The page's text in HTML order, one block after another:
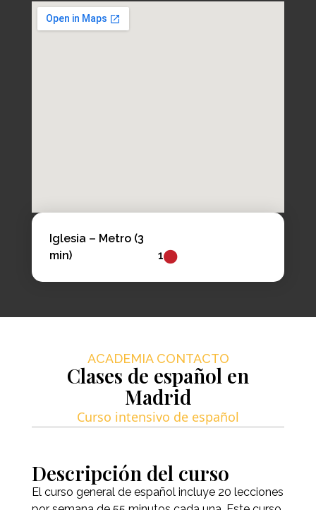
Iglesia – Metro (3
min)
1
ACADEMIA CONTACTO
Clases de español en
Madrid
Curso intensivo de español
Descripción del curso
El curso general de español incluye 20 lecciones